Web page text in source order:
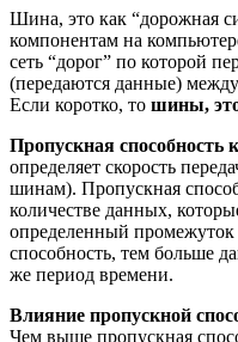
Шина, это как “дорожная
компонентам на
сеть “дорог” по которой
(передаются данные)
Если коротко, то шины,
Пропускная способность
определяет скорость
шинам). Пропускная
количестве данных,
определенный
способность, тем больше
же период времени.
Влияние пропускной
Чем выше пропускная